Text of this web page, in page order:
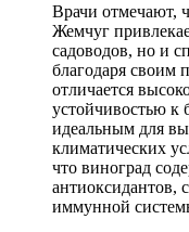
Врачи отмечают,
Жемчуг
садоводов, но и
благодаря своим
отличается
устойчивостью к
идеальным для
климатических
что виноград
антиоксидантов,
иммунной